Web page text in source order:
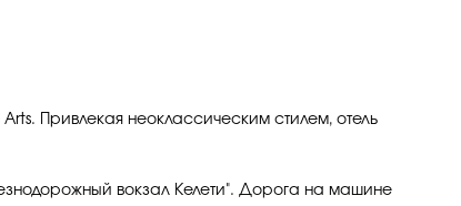
Привлекая неоклассическим стилем, отель
вокзал Келети". Дорога на машине